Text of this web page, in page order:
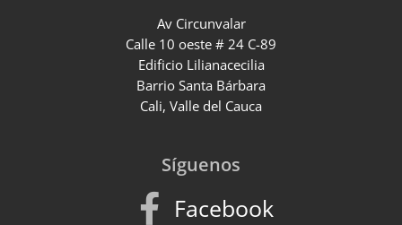
Av Circunvalar
Calle 10 oeste # 24 C-89
Edificio Lilianacecilia
Barrio Santa Bárbara
Cali, Valle del Cauca
Síguenos
Facebook